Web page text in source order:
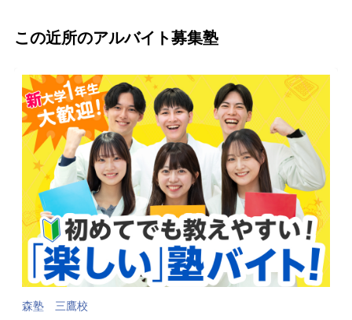
この近所のアルバイト募集塾
森塾 三鷹校